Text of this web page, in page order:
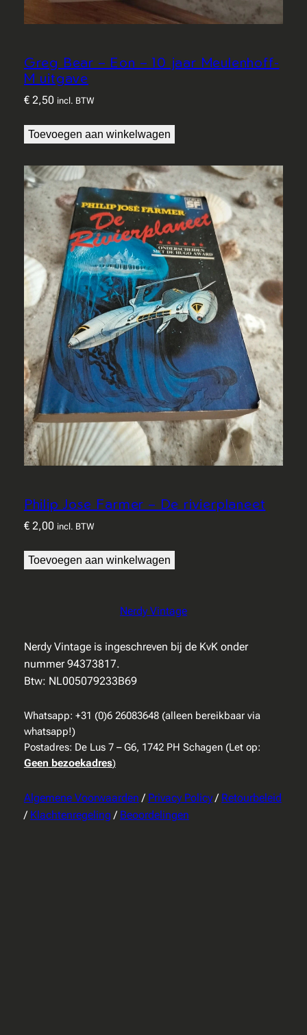
Greg Bear – Eon – 10 jaar Meulenhoff-
M uitgave
€2,50 incl. BTW
Toevoegen aan winkelwagen
Philip Jose Farmer – De rivierplaneet
€2,00 incl. BTW
Toevoegen aan winkelwagen
Nerdy Vintage
Nerdy Vintage is ingeschreven bij de KvK onder
nummer 94373817.
Btw: NL005079233B69
Whatsapp: +31 (0)6 26083648 (alleen bereikbaar via
whatsapp!)
Postadres: De Lus 7 – G6, 1742 PH Schagen (Let op:
Geen bezoekadres)
Algemene Voorwaarden / Privacy Policy/ Retourbeleid
/ Klachtenregeling / Beoordelingen